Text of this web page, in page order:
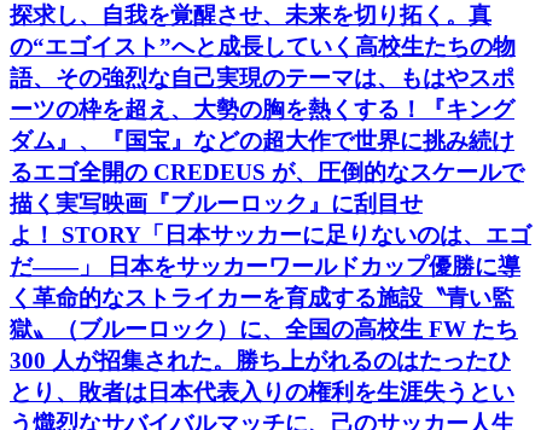
探求し、自我を覚醒させ、未来を切り拓く。真
の“エゴイスト”へと成長していく高校生たちの物
語、その強烈な自己実現のテーマは、もはやスポ
ーツの枠を超え、大勢の胸を熱くする！『キング
ダム』、『国宝』などの超大作で世界に挑み続け
るエゴ全開の CREDEUS が、圧倒的なスケールで
描く実写映画『ブルーロック』に刮目せ
よ！ STORY「日本サッカーに足りないのは、エゴ
だ――」 日本をサッカーワールドカップ優勝に導
く革命的なストライカーを育成する施設〝青い監
獄〟（ブルーロック）に、全国の高校生 FW たち
300 人が招集された。勝ち上がれるのはたったひ
とり、敗者は日本代表入りの権利を生涯失うとい
う熾烈なサバイバルマッチに、己のサッカー人生